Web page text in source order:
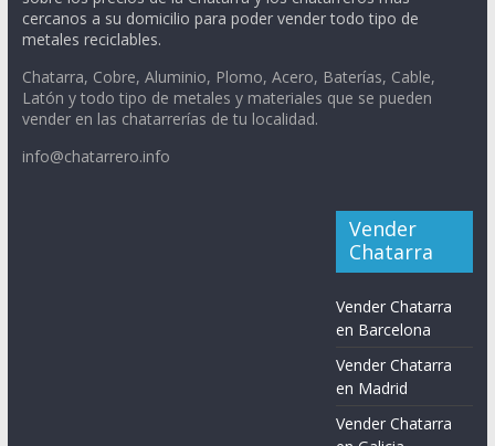
cercanos a su domicilio para poder vender todo tipo de
metales reciclables.
Chatarra, Cobre, Aluminio, Plomo, Acero, Baterías, Cable,
Latón y todo tipo de metales y materiales que se pueden
vender en las chatarrerías de tu localidad.
info@chatarrero.info
Vender
Chatarra
Vender Chatarra
en Barcelona
Vender Chatarra
en Madrid
Vender Chatarra